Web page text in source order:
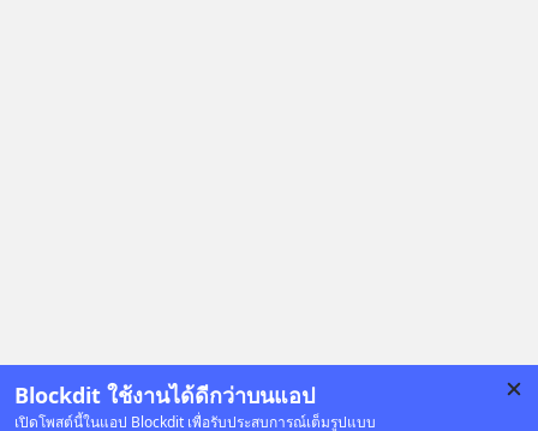
Blockdit ใช้งานได้ดีกว่าบนแอป
เปิดโพสต์นี้ในแอป Blockdit เพื่อรับประสบการณ์เต็มรูปแบบ